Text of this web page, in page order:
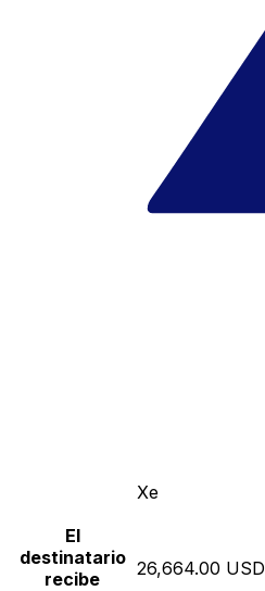
Xe
El
destinatario
recibe
26,664.00 USD